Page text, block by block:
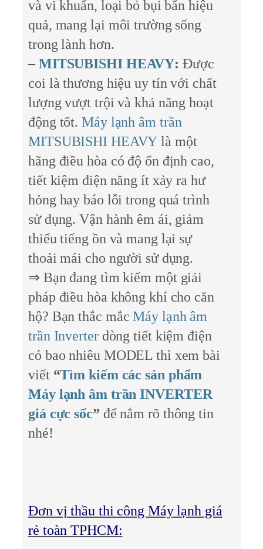
và vi khuẩn, loại bỏ bụi bẩn hiệu
quả, mang lại môi trường sống
trong lành hơn.
–MITSUBISHI HEAVY: Được
coi là thương hiệu uy tín với chất
lượng vượt trội và khả năng hoạt
động tốt.Máy lạnh âm trần
MITSUBISHI HEAVY là một
hãng điều hòa có độ ổn định cao,
tiết kiệm điện năng ít xảy ra hư
hỏng hay báo lỗi trong quá trình
sử dụng. Vận hành êm ái, giảm
thiểu tiếng ồn và mang lại sự
thoải mái cho người sử dụng.
⇒ Bạn đang tìm kiếm một giải
pháp điều hòa không khí cho căn
hộ? Bạn thắc mắcMáy lạnh âm
trần Inverterdòng tiết kiệm điện
có bao nhiêu MODEL thì xem bài
viết “Tìm kiếm các sản phẩm
Máy lạnh âm trần INVERTER
giá cực sốc” để nắm rõ thông tin
nhé!
Đơn vị thầu thi công Máy lạnh giá
rẻ toàn TPHCM: